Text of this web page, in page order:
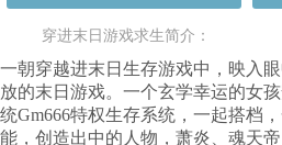
穿进末日游戏求生简介：
一朝穿越进末日生存游戏中，映入
放的末日游戏。一个玄学幸运的女
统Gm666特权生存系统，一起搭档
能，创造出中的人物，萧炎、魂天